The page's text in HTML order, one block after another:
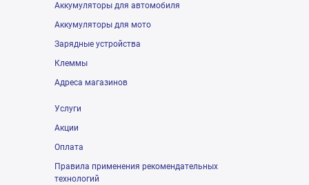
Аккумуляторы для автомобиля
Аккумуляторы для мото
Зарядные устройства
Клеммы
Адреса магазинов
Услуги
Акции
Оплата
Правила применения рекомендательных
технологий